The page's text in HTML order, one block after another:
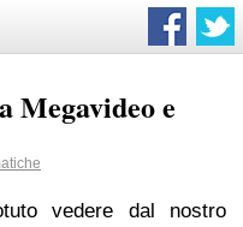
Megavideo e
vedere dal nostro